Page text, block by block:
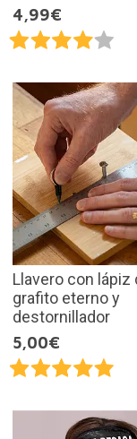
4,99€
Llavero con lápiz
grafito eterno y
destornillador
5,00€